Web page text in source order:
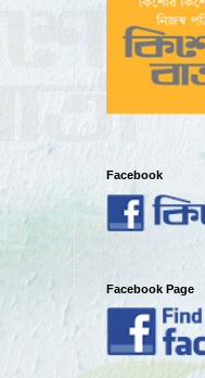
Facebook
Facebook Page